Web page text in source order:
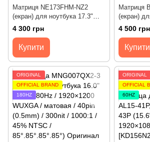
Матриця NE173FHM-NZ2
(екран) для ноутбука 17.3"
IPS 240Hz (1920×1080,
матова, 40pin - 0.4мм, Slim)
300cd/m2, 85/85/85/85, 1000:1
4 300 грн
Купити
Матриця
(екран)
(IPS /
Sync /
матова /
2.6mm /
sRGB /
Оригінал
4 500 грн
Купити
ORIGINAL
OFFICIAL BRAND
180HZ
ORIGINAL
OFFICIAL
60HZ